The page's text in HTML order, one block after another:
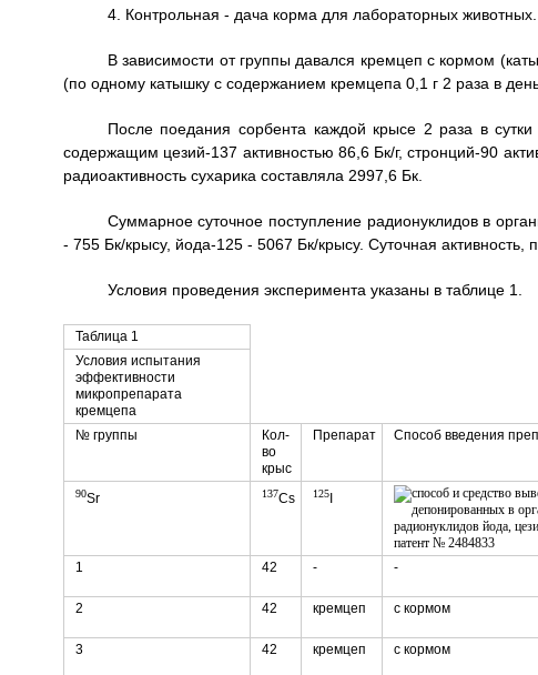
4. Контрольная - дача корма для лабораторных животных.
В зависимости от группы давался кремцеп с кормом
(по одному катышку с содержанием кремцепа 0,1 г 2 раза в
После поедания сорбента каждой крысе 2 раза в
содержащим цезий-137 активностью 86,6 Бк/г, стронций-90
радиоактивность сухарика составляла 2997,6 Бк.
Суммарное суточное поступление радионуклидов в
- 755 Бк/крысу, йода-125 - 5067 Бк/крысу. Суточная
Условия проведения эксперимента указаны в таблице 1.
Таблица 1
Условия испытания
эффективности
микропрепарата
кремцепа
№ группы
Кол-
во
крыс
Препарат Способ введения
90Sr 137Cs 125I
1 42 - -
2
42 кремцеп с кормом
3
42 кремцеп с кормом